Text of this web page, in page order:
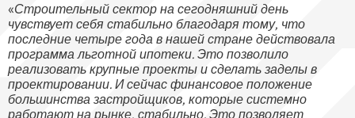
«Строительный сектор на сегодняшний день
чувствует себя стабильно благодаря тому, что
последние четыре года в нашей стране действовала
программа льготной ипотеки. Это позволило
реализовать крупные проекты и сделать заделы в
проектировании. И сейчас финансовое положение
большинства застройщиков, которые системно
работают на рынке, стабильно. Это позволяет